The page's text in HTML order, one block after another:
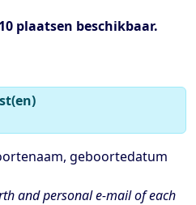
plaatsen beschikbaar.
geboortedatum
and personal e-mail of each